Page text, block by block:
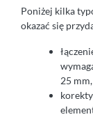
Poniżej kilka
okazać się
25 mm,